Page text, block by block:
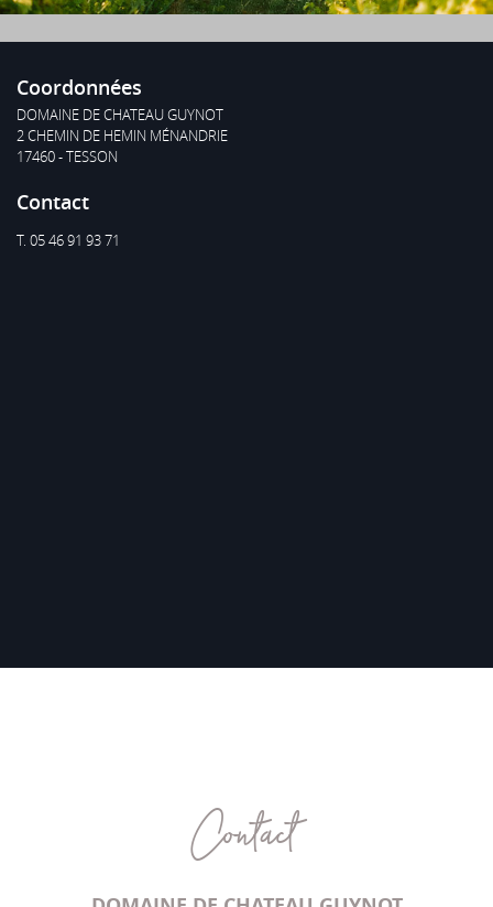
Coordonnées
DOMAINE DE CHATEAU GUYNOT
2 CHEMIN DE HEMIN MÉNANDRIE
17460 - TESSON
Contact
T. 05 46 91 93 71
Contact